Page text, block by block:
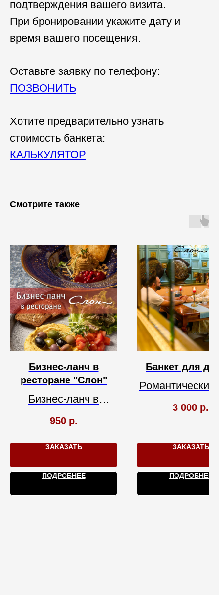
подтверждения вашего визита.
При бронировании укажите дату и
время вашего посещения.
Оставьте заявку по телефону:
ПОЗВОНИТЬ
Хотите предварительно узнать
стоимость банкета:
КАЛЬКУЛЯТОР
Смотрите также
Бизнес-ланч в
ресторане "Слон"
Бизнес-ланч в
ресторане "Слон"
950 р.
ЗАКАЗАТЬ
ПОДРОБНЕЕ
Банкет для
Романтический
в ресторане
3 000 р.
ЗАКАЗАТЬ
ПОДРОБНЕЕ